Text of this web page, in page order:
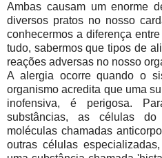
Ambas causam um enorme
diversos pratos no nosso
conhecermos a diferença
tudo, sabermos que tipos de
reações adversas no nosso
A alergia ocorre quando o
organismo acredita que uma
inofensiva, é perigosa.
substâncias, as células do
moléculas chamadas
outras células